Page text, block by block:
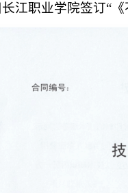
江职业学院签订“